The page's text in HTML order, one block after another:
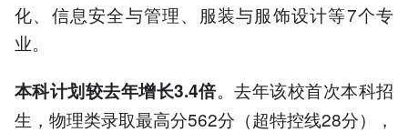
化、信息安全与管理、服装与服饰设计等7个专
业。
本科计划较去年增长3.4倍。去年该校首次本科招
生，物理类录取最高分562分（超特控线28分），